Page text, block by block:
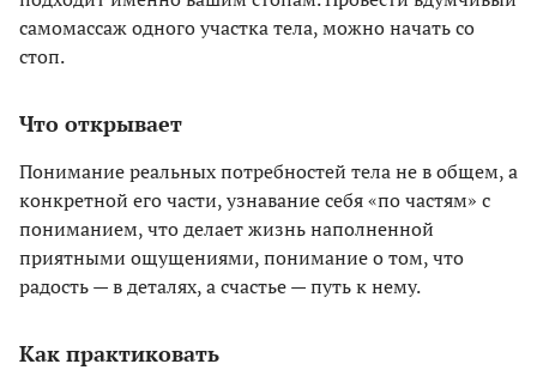
самомассаж одного участка тела, можно начать со
стоп.
Что открывает
Понимание реальных потребностей тела не в общем, а
конкретной его части, узнавание себя «по частям» с
пониманием, что делает жизнь наполненной
приятными ощущениями, понимание о том, что
радость — в деталях, а счастье — путь к нему.
Как практиковать